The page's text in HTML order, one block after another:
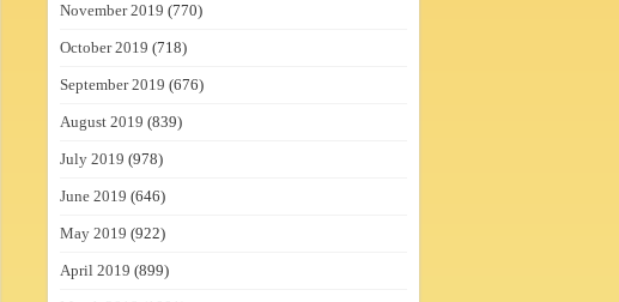
November 2019 (770)
October 2019 (718)
September 2019 (676)
August 2019 (839)
July 2019 (978)
June 2019 (646)
May 2019 (922)
April 2019 (899)